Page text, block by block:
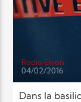
Radio Elyon
04/02/2016
Dans la